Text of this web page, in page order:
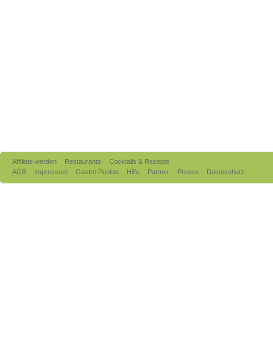
Affiliate werden Restaurants
Cocktails & Rezepte
AGB
Impressum Gastro Punkte Hilfe Partner Presse Datenschutz